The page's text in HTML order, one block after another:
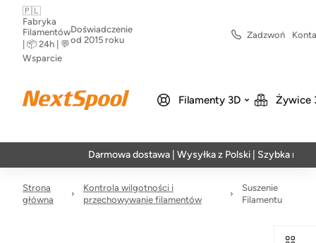
🇵🇱
Fabryka
Filamentów
| 📦 24h | 💬
Wsparcie
Doświadczenie
od 2015 roku
Zadzwoń
Filamenty 3D Żywice
Darmowa dostawa | Wysyłka z Polski | Szybka
Strona
główna
Kontrola wilgotności i
przechowywanie filamentów
Suszenie
Filamentu